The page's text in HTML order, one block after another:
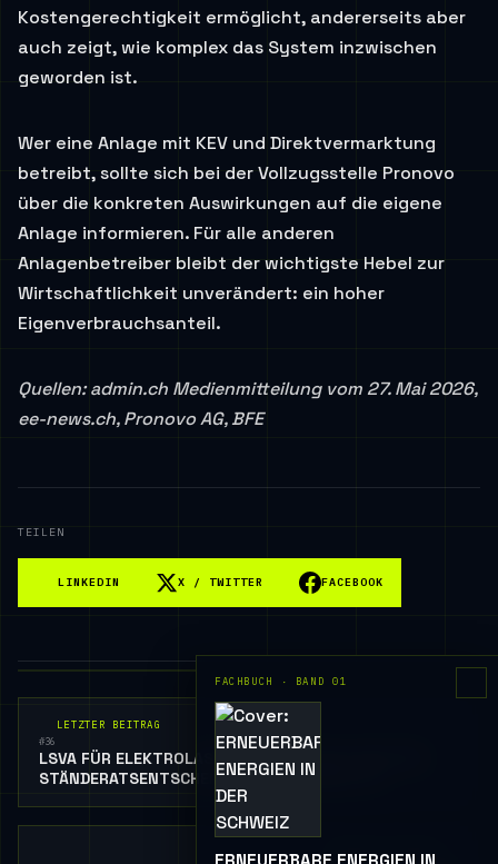
Kostengerechtigkeit ermöglicht, andererseits aber
auch zeigt, wie komplex das System inzwischen
geworden ist.
Wer eine Anlage mit KEV und Direktvermarktung
betreibt, sollte sich bei der Vollzugsstelle Pronovo
über die konkreten Auswirkungen auf die eigene
Anlage informieren. Für alle anderen
Anlagenbetreiber bleibt der wichtigste Hebel zur
Wirtschaftlichkeit unverändert: ein hoher
Eigenverbrauchsanteil.
Quellen: admin.ch Medienmitteilung vom 27. Mai 2026,
ee-news.ch, Pronovo AG, BFE
TEILEN
LINKEDIN X / TWITTER FACEBOOK
LETZTER BEITRAG
#36
LSVA FÜR ELEKTROLASTWAGEN AB 2031: WAS DER
STÄNDERATSENTSCHEID KONKRET BEDEUTET
NÄCHSTER BEITRAG
FACHBUCH · BAND 01